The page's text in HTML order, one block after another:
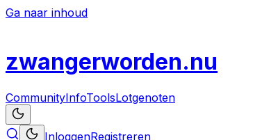
Ga naar inhoud
zwangerworden.nu
CommunityInfoToolsLotgenoten
InloggenRegistreren